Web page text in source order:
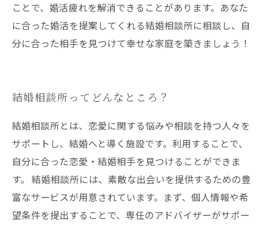
ことで、婚活疲れを解消できることがあります。あなた
に合った婚活を提案してくれる結婚相談所に相談し、自
分に合った相手を見つけて幸せな家庭を築きましょう！
結婚相談所ってどんなところ？
結婚相談所とは、恋愛に関する悩みや相談を持つ人々を
サポートし、結婚へと導く施設です。利用することで、
自分に合った恋愛・結婚相手を見つけることができま
す。 結婚相談所には、素敵な出会いを提供するための豊
富なサービスが用意されています。まず、個人情報や希
望条件を提出することで、専任のアドバイザーがサポー